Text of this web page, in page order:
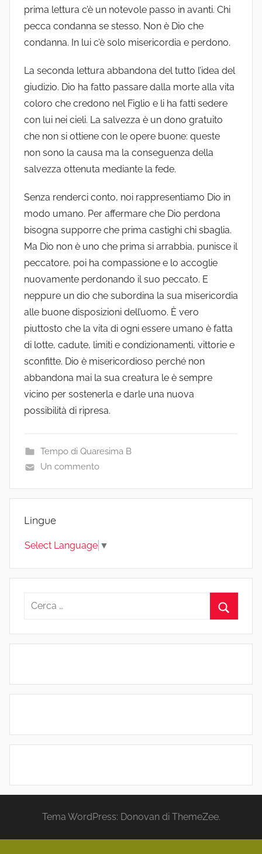
prima lettura c’è un notevole passo in avanti. Chi
pecca condanna se stesso. Non è Dio che
condanna. In lui c’è solo misericordia e perdono.
La seconda lettura abbandona del tutto l’idea del
giudizio. Dio ha fatto passare dalla morte alla vita
coloro che credono nel Figlio e li ha fatti sedere
con lui nei cieli. La salvezza è un dono gratuito
che non si ottiene con le opere buone: queste
non sono la causa ma la conseguenza della
salvezza ottenuta mediante la fede.
Senza renderci conto, noi rappresentiamo Dio in
modo umano. Per affermare che Dio perdona
bisogna supporre che prima castighi chi sbaglia.
Ma Dio non è uno che prima si arrabbia, punisce il
peccatore, poi ha compassione e lo accoglie
nuovamente perdonando il suo peccato. E
neppure un dio che subordina la sua misericordia
alle buone disposizioni dell’uomo. È vero
piuttosto che la vita di ogni essere umano è fatta
di lotte, cadute, limiti e condizionamenti, vittorie e
sconfitte. Dio è misericordioso perché non
abbandona mai la sua creatura le è sempre
vicino per sostenerla e darle una nuova
possibilità di ripresa.
Tempo di Quaresima B
Un commento
Lingue
Select Language ▼
Ricerca
Tema WordPress: Donovan di ThemeZee.